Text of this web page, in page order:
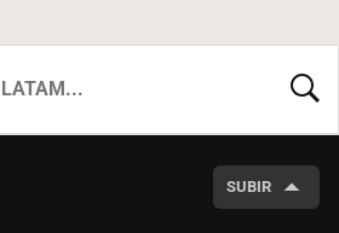
SUBIR